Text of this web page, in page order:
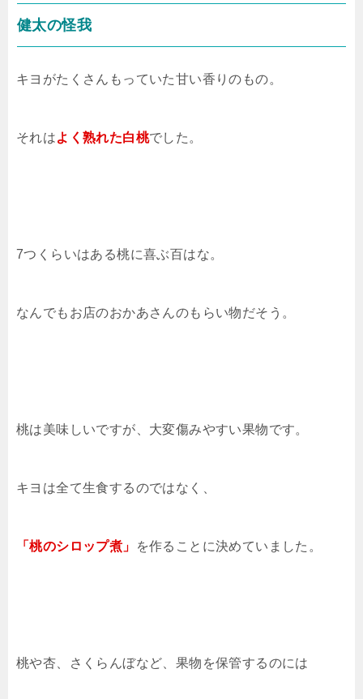
健太の怪我
キヨがたくさんもっていた甘い香りのもの。
それはよく熟れた白桃でした。
7つくらいはある桃に喜ぶ百はな。
なんでもお店のおかあさんのもらい物だそう。
桃は美味しいですが、大変傷みやすい果物です。
キヨは全て生食するのではなく、
「桃のシロップ煮」 を作ることに決めていました。
桃や杏、さくらんぼなど、果物を保管するのには